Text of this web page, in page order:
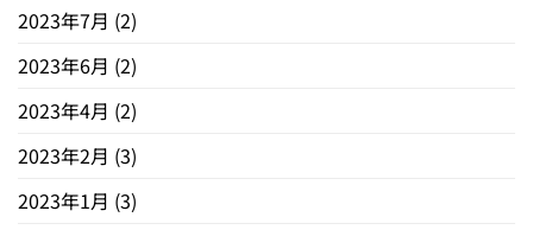
2023年7月 (2)
2023年6月 (2)
2023年4月 (2)
2023年2月 (3)
2023年1月 (3)